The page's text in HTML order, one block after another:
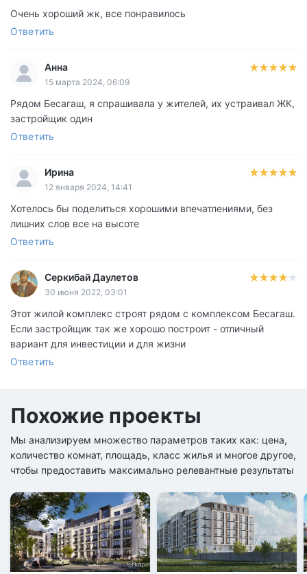
Очень хороший жк, все понравилось
Ответить
Анна
15 марта 2024, 06:09
Рядом Бесагаш, я спрашивала у жителей, их устраивал ЖК,
застройщик один
Ответить
Ирина
12 января 2024, 14:41
Хотелось бы поделиться хорошими впечатлениями, без
лишних слов все на высоте
Ответить
Серкибай Даулетов
30 июня 2022, 03:01
Этот жилой комплекс строят рядом с комплексом Бесагаш.
Если застройщик так же хорошо построит - отличный
вариант для инвестиции и для жизни
Ответить
Похожие проекты
Мы анализируем множество параметров таких как: цена,
количество комнат, площадь, класс жилья и многое другое,
чтобы предоставить максимально релевантные результаты